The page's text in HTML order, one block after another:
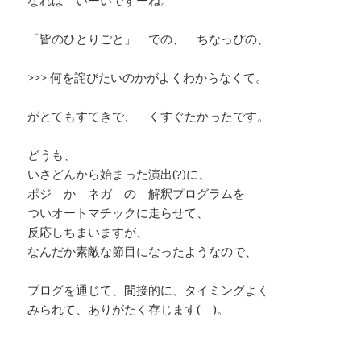
「皆のひとりごと」 での、 ちなっぴの、
>>> 何を詫びたいのかがよくわからなくて。
がとてもすてきで、 くすぐたかったです。
どうも、
いさどんから始まった演出(?)に、
ポジ か ネガ の 解釈プログラムを
ついオートマチックに走らせて、
反応しちまいますが、
なんだか素敵な節目になったようなので、
ブログを通じて、間接的に、タイミングよく
みられて、ありがたく存じます( )。